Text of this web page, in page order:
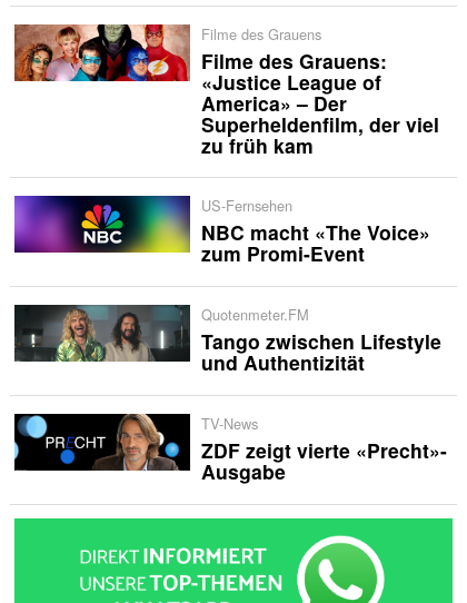
Filme des Grauens
Filme des Grauens:
«Justice League of
America» – Der
Superheldenfilm, der viel
zu früh kam
US-Fernsehen
NBC macht «The Voice»
zum Promi-Event
Quotenmeter.FM
Tango zwischen Lifestyle
und Authentizität
TV-News
ZDF zeigt vierte «Precht»-
Ausgabe